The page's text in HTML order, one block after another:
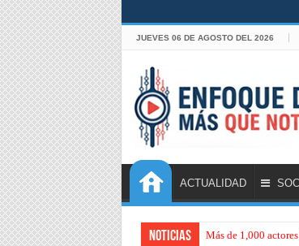
JUEVES 06 DE AGOSTO DEL 2026
ACTUALIDAD
Noticias Más de 1,000